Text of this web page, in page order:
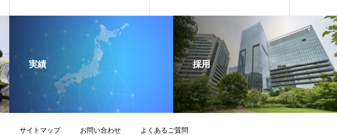
実績 採用
サイトマップ お問い合わせ よくあるご質問